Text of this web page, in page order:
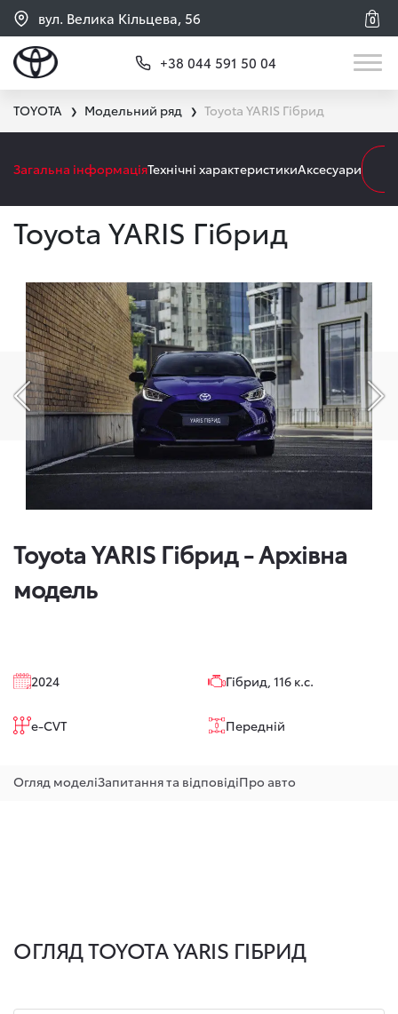
вул. Велика Кільцева, 56 0
+38 044 591 50 04
TOYOTA ❯ Модельний ряд ❯ Toyota YARIS Гібрид
Загальна інформаціяТехнічні характеристикиАксесуари
Toyota YARIS Гібрид
Попередній слайд
Toyota YARIS Гібрид - Архівна
модель
2024 Гібрид, 116 к.с.
e-CVT Передній
Огляд моделіЗапитання та відповідіПро авто
ОГЛЯД TOYOTA YARIS ГІБРИД